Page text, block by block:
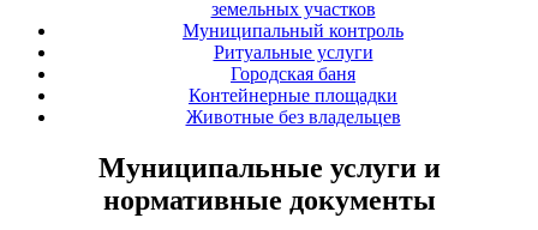
земельных участков
Муниципальный контроль
Ритуальные услуги
Городская баня
Контейнерные площадки
Животные без владельцев
Муниципальные услуги и
нормативные документы